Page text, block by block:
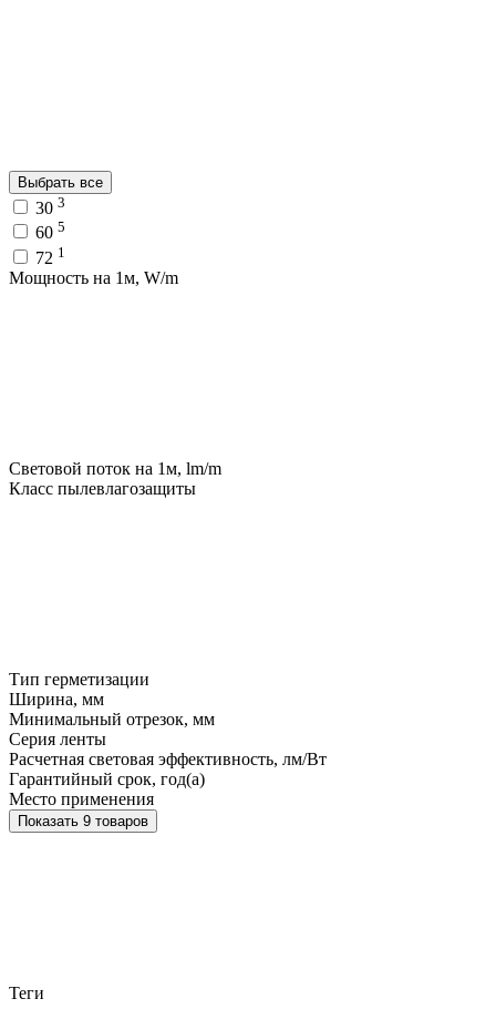
Выбрать все
30 3
60 5
72 1
Мощность на 1м, W/m
Световой поток на 1м, lm/m
Класс пылевлагозащиты
Тип герметизации
Ширина, мм
Минимальный отрезок, мм
Серия ленты
Расчетная световая эффективность, лм/Вт
Гарантийный срок, год(а)
Место применения
Показать 9 товаров
Теги